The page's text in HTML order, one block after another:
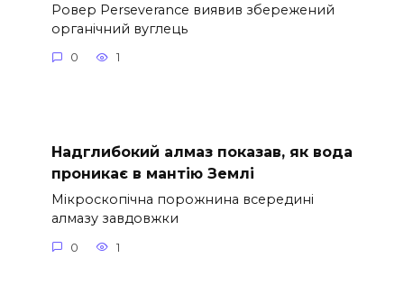
Ровер Perseverance виявив збережений
органічний вуглець
0 1
Надглибокий алмаз показав, як вода
проникає в мантію Землі
Мікроскопічна порожнина всередині
алмазу завдовжки
0 1